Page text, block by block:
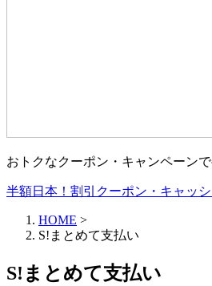
おトクなクーポン・キャンペーン
半額日本！割引クーポン・キャッ
HOME >
S!まとめて支払い
S!まとめて支払い